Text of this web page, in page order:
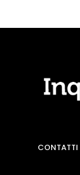
CONTATTI